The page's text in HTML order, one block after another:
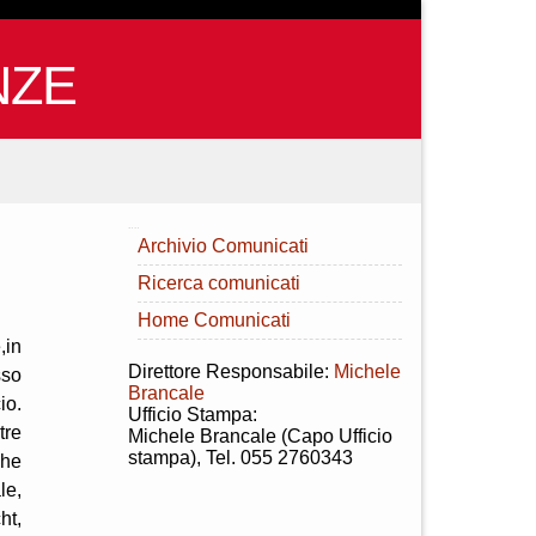
Archivio Comunicati
Ricerca comunicati
Home Comunicati
Direttore Responsabile: Michele
Brancale
Ufficio Stampa:
Michele Brancale (Capo Ufficio
stampa), Tel. 055 2760343